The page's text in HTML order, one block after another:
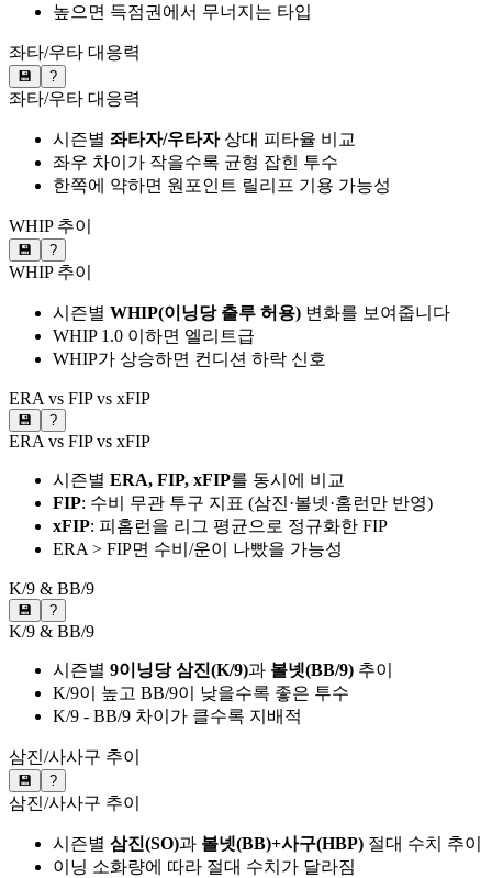
높으면 득점권에서 무너지는 타입
좌타/우타 대응력
💾 ?
좌타/우타 대응력
시즌별 좌타자/우타자상대 피타율 비교
좌우 차이가 작을수록 균형 잡힌 투수
한쪽에 약하면 원포인트 릴리프 기용 가능성
WHIP 추이
💾 ?
WHIP 추이
시즌별 WHIP(이닝당 출루 허용) 변화를 보여줍니다
WHIP 1.0 이하면 엘리트급
WHIP가 상승하면 컨디션 하락 신호
ERA vs FIP vs xFIP
💾 ?
ERA vs FIP vs xFIP
시즌별 ERA, FIP, xFIP를 동시에 비교
FIP: 수비 무관 투구 지표 (삼진·볼넷·홈런만 반영)
xFIP: 피홈런을 리그 평균으로 정규화한 FIP
ERA > FIP면 수비/운이 나빴을 가능성
K/9 & BB/9
💾 ?
K/9 & BB/9
시즌별 9이닝당 삼진(K/9)과 볼넷(BB/9) 추이
K/9이 높고 BB/9이 낮을수록 좋은 투수
K/9 - BB/9 차이가 클수록 지배적
삼진/사사구 추이
💾 ?
삼진/사사구 추이
시즌별 삼진(SO)과 볼넷(BB)+사구(HBP) 절대 수치 추이
이닝 소화량에 따라 절대 수치가 달라짐